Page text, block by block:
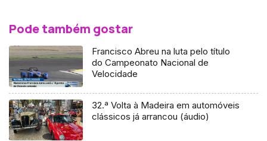
Pode também gostar
Francisco Abreu na luta pelo título
do Campeonato Nacional de
Velocidade
32.ª Volta à Madeira em automóveis
clássicos já arrancou (áudio)